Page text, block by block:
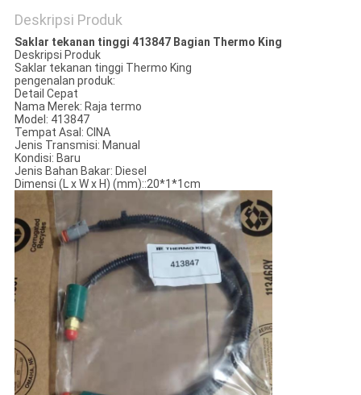
Deskripsi Produk
Saklar tekanan tinggi 413847 Bagian Thermo King
Deskripsi Produk
Saklar tekanan tinggi Thermo King
pengenalan produk:
Detail Cepat
Nama Merek: Raja termo
Model: 413847
Tempat Asal: CINA
Jenis Transmisi: Manual
Kondisi: Baru
Jenis Bahan Bakar: Diesel
Dimensi (L x W x H) (mm)::20*1*1cm